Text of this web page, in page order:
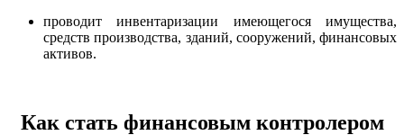
проводит инвентаризации имеющегося имущества,
средств производства, зданий, сооружений, финансовых
активов.
Как стать финансовым контролером